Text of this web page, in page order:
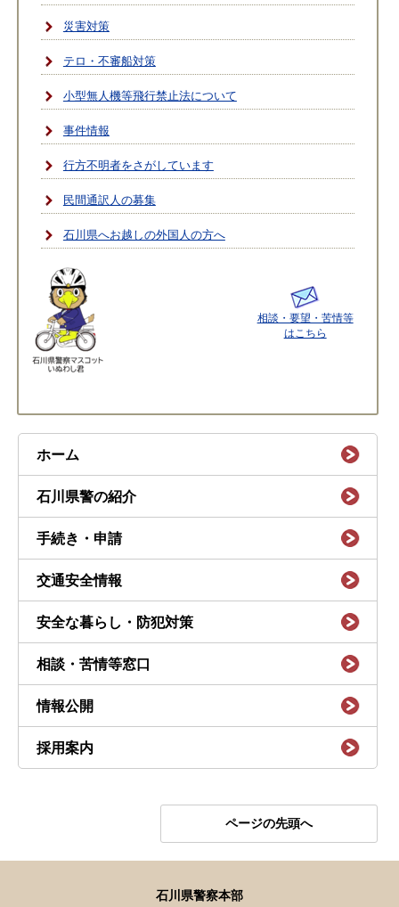
災害対策
テロ・不審船対策
小型無人機等飛行禁止法について
事件情報
行方不明者をさがしています
民間通訳人の募集
石川県へお越しの外国人の方へ
相談・要望・苦情等
はこちら
ホーム
石川県警の紹介
手続き・申請
交通安全情報
安全な暮らし・防犯対策
相談・苦情等窓口
情報公開
採用案内
ページの先頭へ
石川県警察本部